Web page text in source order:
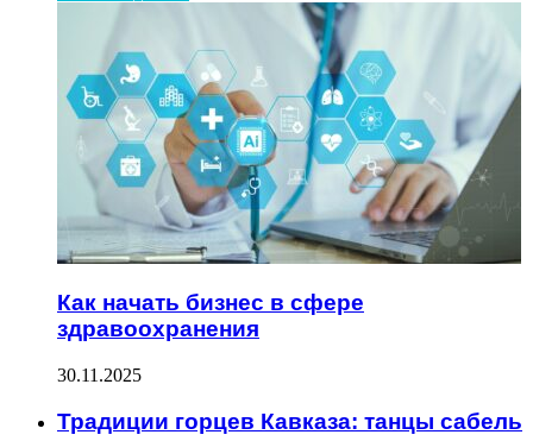
Как начать бизнес в сфере
здравоохранения
30.11.2025
Традиции горцев Кавказа: танцы сабель